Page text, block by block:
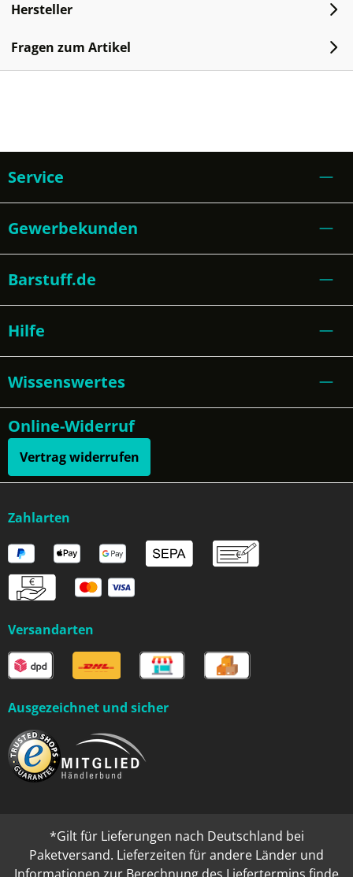
Hersteller
Fragen zum Artikel
Service
Gewerbekunden
Barstuff.de
Hilfe
Wissenswertes
Online-Widerruf
Vertrag widerrufen
Zahlarten
Versandarten
Ausgezeichnet und sicher
*Gilt für Lieferungen nach Deutschland bei
Paketversand. Lieferzeiten für andere Länder und